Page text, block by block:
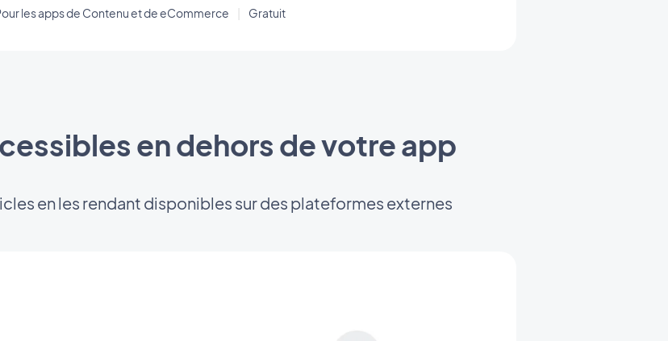
les apps de Contenu et de eCommerce Gratuit
en dehors de votre app
en les rendant disponibles sur des plateformes externes